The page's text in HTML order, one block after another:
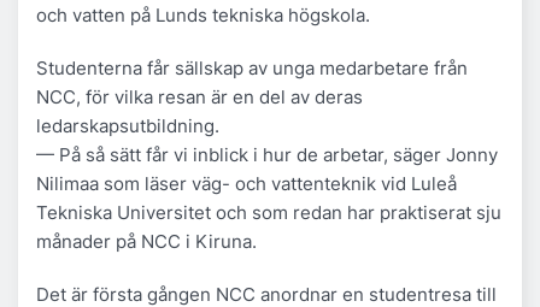
och vatten på Lunds tekniska högskola.
Studenterna får sällskap av unga medarbetare från
NCC, för vilka resan är en del av deras
ledarskapsutbildning.
— På så sätt får vi inblick i hur de arbetar, säger Jonny
Nilimaa som läser väg- och vattenteknik vid Luleå
Tekniska Universitet och som redan har praktiserat sju
månader på NCC i Kiruna.
Det är första gången NCC anordnar en studentresa till